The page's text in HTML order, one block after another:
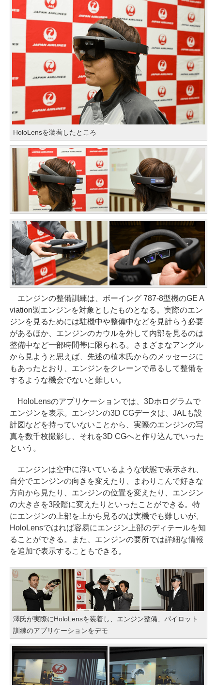
HoloLensを装着したところ
エンジンの整備訓練は、ボーイング 787-8型機のGE A
viation製エンジンを対象としたものとなる。実際のエン
ジンを見るためには駐機中や整備中などを見計らう必要
があるほか、エンジンのカウルを外して内部を見るのは
整備中など一部時間帯に限られる。さまざまなアングル
から見ようと思えば、先述の植木氏からのメッセージに
もあったとおり、エンジンをクレーンで吊るして整備を
するような機会でないと難しい。
HoloLensのアプリケーションでは、3Dホログラムで
エンジンを表示。エンジンの3D CGデータは、JALも設
計図などを持っていないことから、実際のエンジンの写
真を数千枚撮影し、それを3D CGへと作り込んでいった
という。
エンジンは空中に浮いているような状態で表示され、
自分でエンジンの向きを変えたり、まわりこんで好きな
方向から見たり、エンジンの位置を変えたり、エンジン
の大きさを3段階に変えたりといったことができる。特
にエンジンの上部を上から見るのは実機でも難しいが、
HoloLensではれば容易にエンジン上部のディテールを知
ることができる。また、エンジンの要所では詳細な情報
を追加で表示することもできる。
澤氏が実際にHoloLensを装着し、エンジン整備、パイロット
訓練のアプリケーションをデモ